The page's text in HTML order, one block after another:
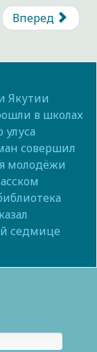
Вперед
Якутии
в школах
совершил
молодёжи
седмице